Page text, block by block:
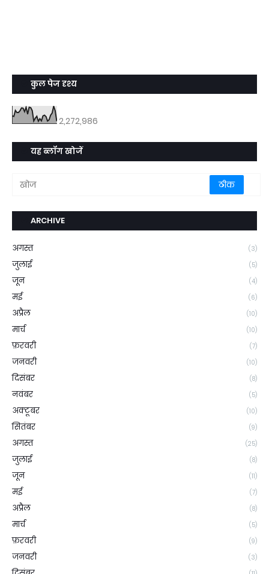
कुल पेज दृश्य
2,272,986
यह ब्लॉग खोजें
ARCHIVE
अगस्त (3)
जुलाई (5)
जून (4)
मई (6)
अप्रैल (10)
मार्च (10)
फ़रवरी (7)
जनवरी (10)
दिसंबर (8)
नवंबर (5)
अक्टूबर (10)
सितंबर (9)
अगस्त (25)
जुलाई (8)
जून (11)
मई (7)
अप्रैल (8)
मार्च (5)
फ़रवरी (9)
जनवरी (3)